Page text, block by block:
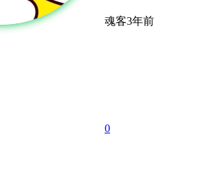
魂客3年前
0